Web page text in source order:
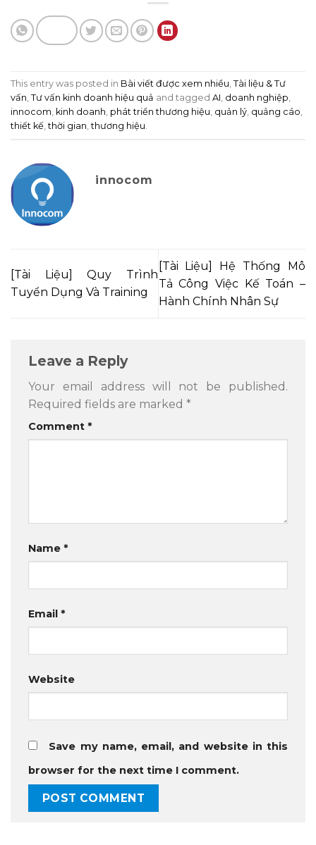
This entry was posted in Bài viết được xem nhiều Tài liệu & Tư
vấn Tư vấn kinh doanh hiệu quả and tagged AI doanh nghiệp
innocom kinh doanh phát triển thương hiệu quản lý quảng cáo
thiết kế ,thời gian ,thương hiệu
innocom
[Tài Liệu] Quy Trình
Tuyển Dụng Và Training
[Tài Liệu] Hệ Thống Mô
Tả Công Việc Kế Toán –
Hành Chính Nhân Sự
Leave a Reply
Your email address will not be published.
Required fields are marked *
Comment *
Name *
Email *
Website
Save my name, email, and website in this
browser for the next time I comment.